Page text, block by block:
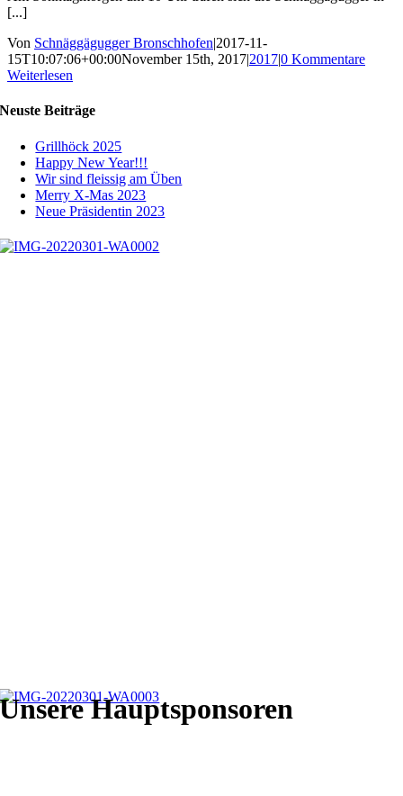
[...]
Von Schnäggägugger Bronschhofen|2017-11-
15T10:07:06+00:00November 15th, 2017|2017|0 Kommentare
Weiterlesen
Neuste Beiträge
Grillhöck 2025
Happy New Year!!!
Wir sind fleissig am Üben
Merry X-Mas 2023
Neue Präsidentin 2023
Unsere Hauptsponsoren